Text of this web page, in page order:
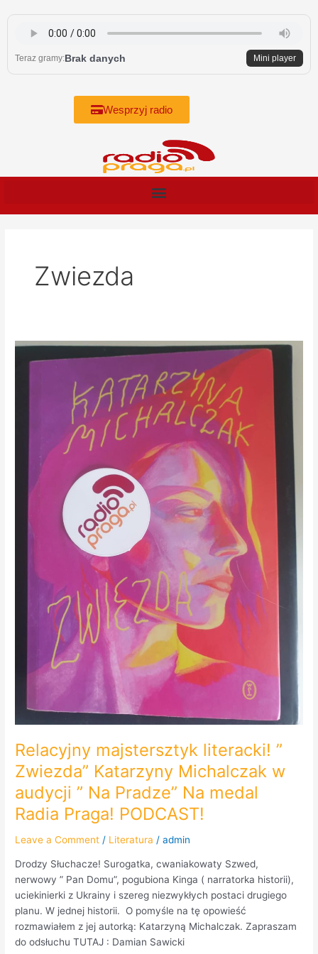
content
Teraz gramy:Brak danych Mini player
Wesprzyj radio
Zwiezda
Relacyjny majstersztyk literacki! ”
Zwiezda” Katarzyny Michalczak w
audycji ” Na Pradze” Na medal
Radia Praga! PODCAST!
Leave a Comment / Literatura /admin
Drodzy Słuchacze! Surogatka, cwaniakowaty Szwed,
nerwowy ” Pan Domu”, pogubiona Kinga ( narratorka historii),
uciekinierki z Ukrainy i szereg niezwykłych postaci drugiego
planu. W jednej historii. O pomyśle na tę opowieść
rozmawiałem z jej autorką: Katarzyną Michalczak. Zapraszam
do odsłuchu TUTAJ : Damian Sawicki
Relacyjny
majstersztyk
Michalczak
audycji
Praga!
PODCAST!